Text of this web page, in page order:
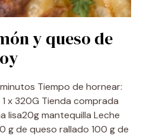
y queso de
Tiempo de hornear:
x 320G Tienda comprada
lisa20g mantequilla Leche
g de queso rallado 100 g de